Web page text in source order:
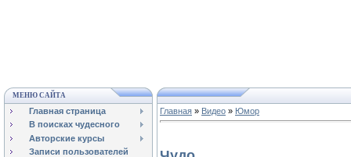
МЕНЮ САЙТА
Главная страница
В поисках чудесного
Авторские курсы
Записи пользователей
Главная » Видео » Юмор